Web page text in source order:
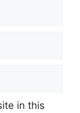
in this